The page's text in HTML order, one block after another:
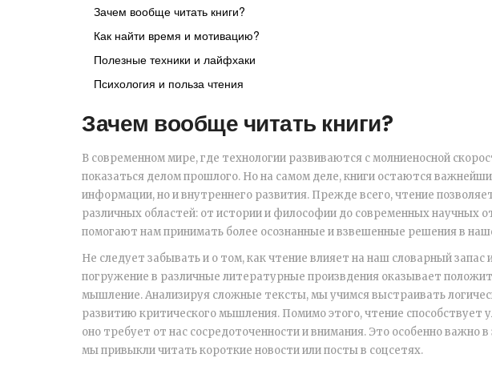
Зачем вообще читать книги?
Как найти время и мотивацию?
Полезные техники и лайфхаки
Психология и польза чтения
Зачем вообще читать книги?
В современном мире, где технологии развиваются с молниеносной
показаться делом прошлого. Но на самом деле, книги остаются
информации, но и внутреннего развития. Прежде всего, чтение
различных областей: от истории и философии до современных научных
помогают нам принимать более осознанные и взвешенные решения в
Не следует забывать и о том, как чтение влияет на наш словарный запас
погружение в различные литературные произвдения оказывает
мышление. Анализируя сложные тексты, мы учимся выстраивать
развитию критического мышления. Помимо этого, чтение способствует
оно требует от нас сосредоточенности и внимания. Это особенно важно
мы привыкли читать короткие новости или посты в соцсетях.